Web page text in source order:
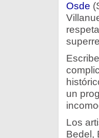
Osde
un
Los
Bedel,